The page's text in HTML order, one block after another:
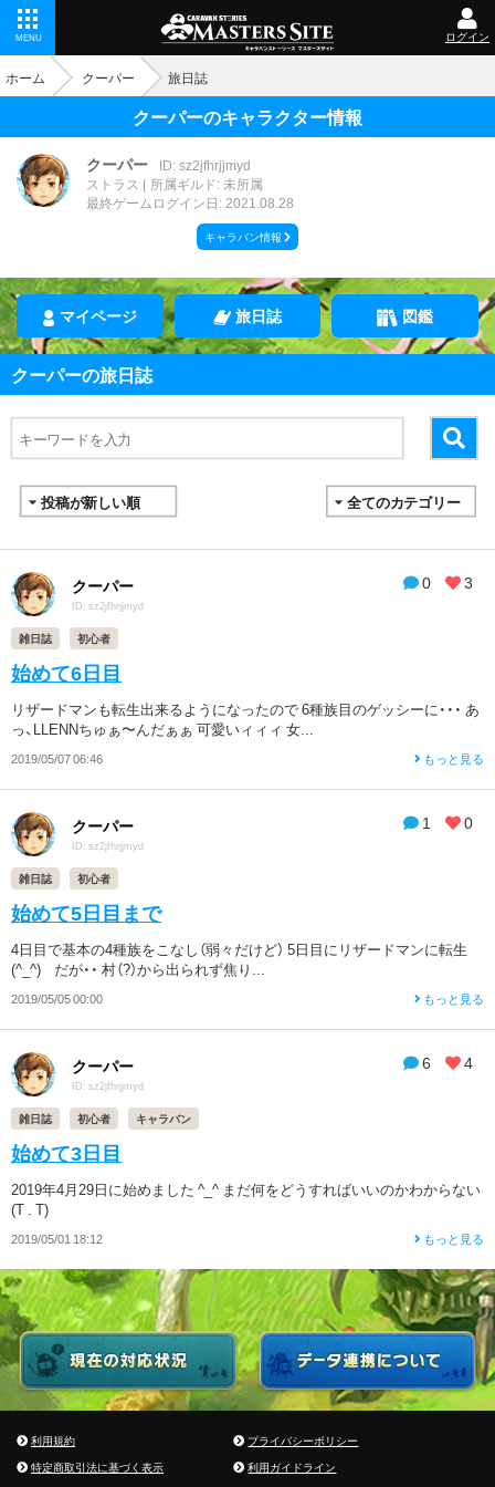
MENU ログイン
ホーム クーパー 旅日誌
クーパーのキャラクター情報
クーパー
ID: sz2jfhrjjmyd
ストラス
所属ギルド: 未所属
最終ゲームログイン日: 2021.08.28
キャラバン情報
マイページ 旅日誌 図鑑
クーパーの旅日誌
0 3
クーパー
ID: sz2jfhrjjmyd
雑日誌 初心者
始めて6日目
リザードマンも転生出来るようになったので 6種族目のゲッシーに・・・ あ
っ、LLENNちゅぁ〜んだぁぁ 可愛いィィィ 女...
2019/05/07 06:46 もっと見る
1 0
クーパー
ID: sz2jfhrjjmyd
雑日誌 初心者
始めて5日目まで
4日目で基本の4種族をこなし（弱々だけど） 5日目にリザードマンに転生
(^_^) だが・・ 村（?）から出られず焦り...
2019/05/05 00:00 もっと見る
6 4
クーパー
ID: sz2jfhrjjmyd
雑日誌 初心者 キャラバン
始めて3日目
2019年4月29日に始めました ^_^ まだ何をどうすればいいのかわからない
(T . T)
2019/05/01 18:12 もっと見る
利用規約
プライバシーポリシー
特定商取引法に基づく表示
利用ガイドライン